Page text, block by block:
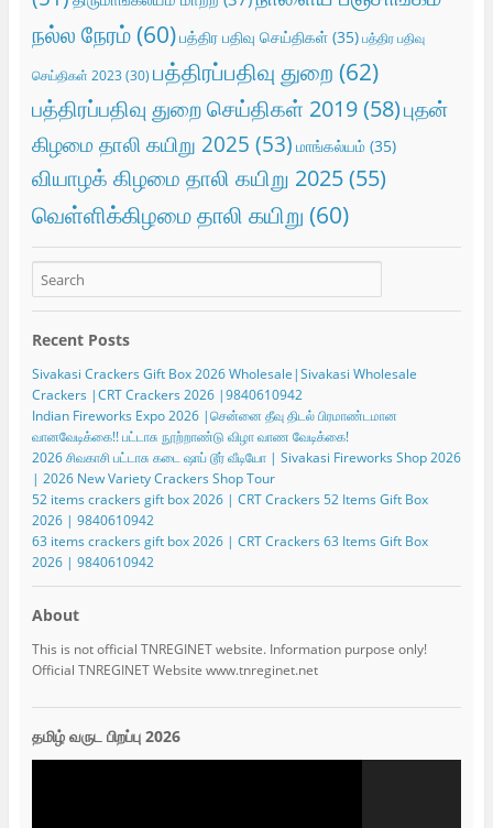
நல்ல நேரம்(60)பத்திர பதிவு செய்திகள்(35) பத்திர பதிவு
செய்திகள் 2023 (30) பத்திரப்பதிவு துறை (62)
பத்திரப்பதிவு துறை செய்திகள் 2019(58)புதன்
கிழமை தாலி கயிறு 2025 (53) மாங்கல்யம்(35)
வியாழக் கிழமை தாலி கயிறு 2025(55)
வெள்ளிக்கிழமை தாலி கயிறு (60)
Recent Posts
Sivakasi Crackers Gift Box 2026 Wholesale|Sivakasi Wholesale
Crackers |CRT Crackers 2026 |9840610942
Indian Fireworks Expo 2026 |சென்னை தீவு திடல் பிரமாண்டமான
வானவேடிக்கை!! பட்டாசு நூற்றாண்டு விழா வாண வேடிக்கை!
2026 சிவகாசி பட்டாசு கடை ஷாப் டூர் வீடியோ | Sivakasi Fireworks Shop 2026
| 2026 New Variety Crackers Shop Tour
52 items crackers gift box 2026 | CRT Crackers 52 Items Gift Box
2026 | 9840610942
63 items crackers gift box 2026 | CRT Crackers 63 Items Gift Box
2026 | 9840610942
About
This is not official TNREGINET website. Information purpose only!
Official TNREGINET Website www.tnreginet.net
தமிழ் வருட பிறப்பு 2026